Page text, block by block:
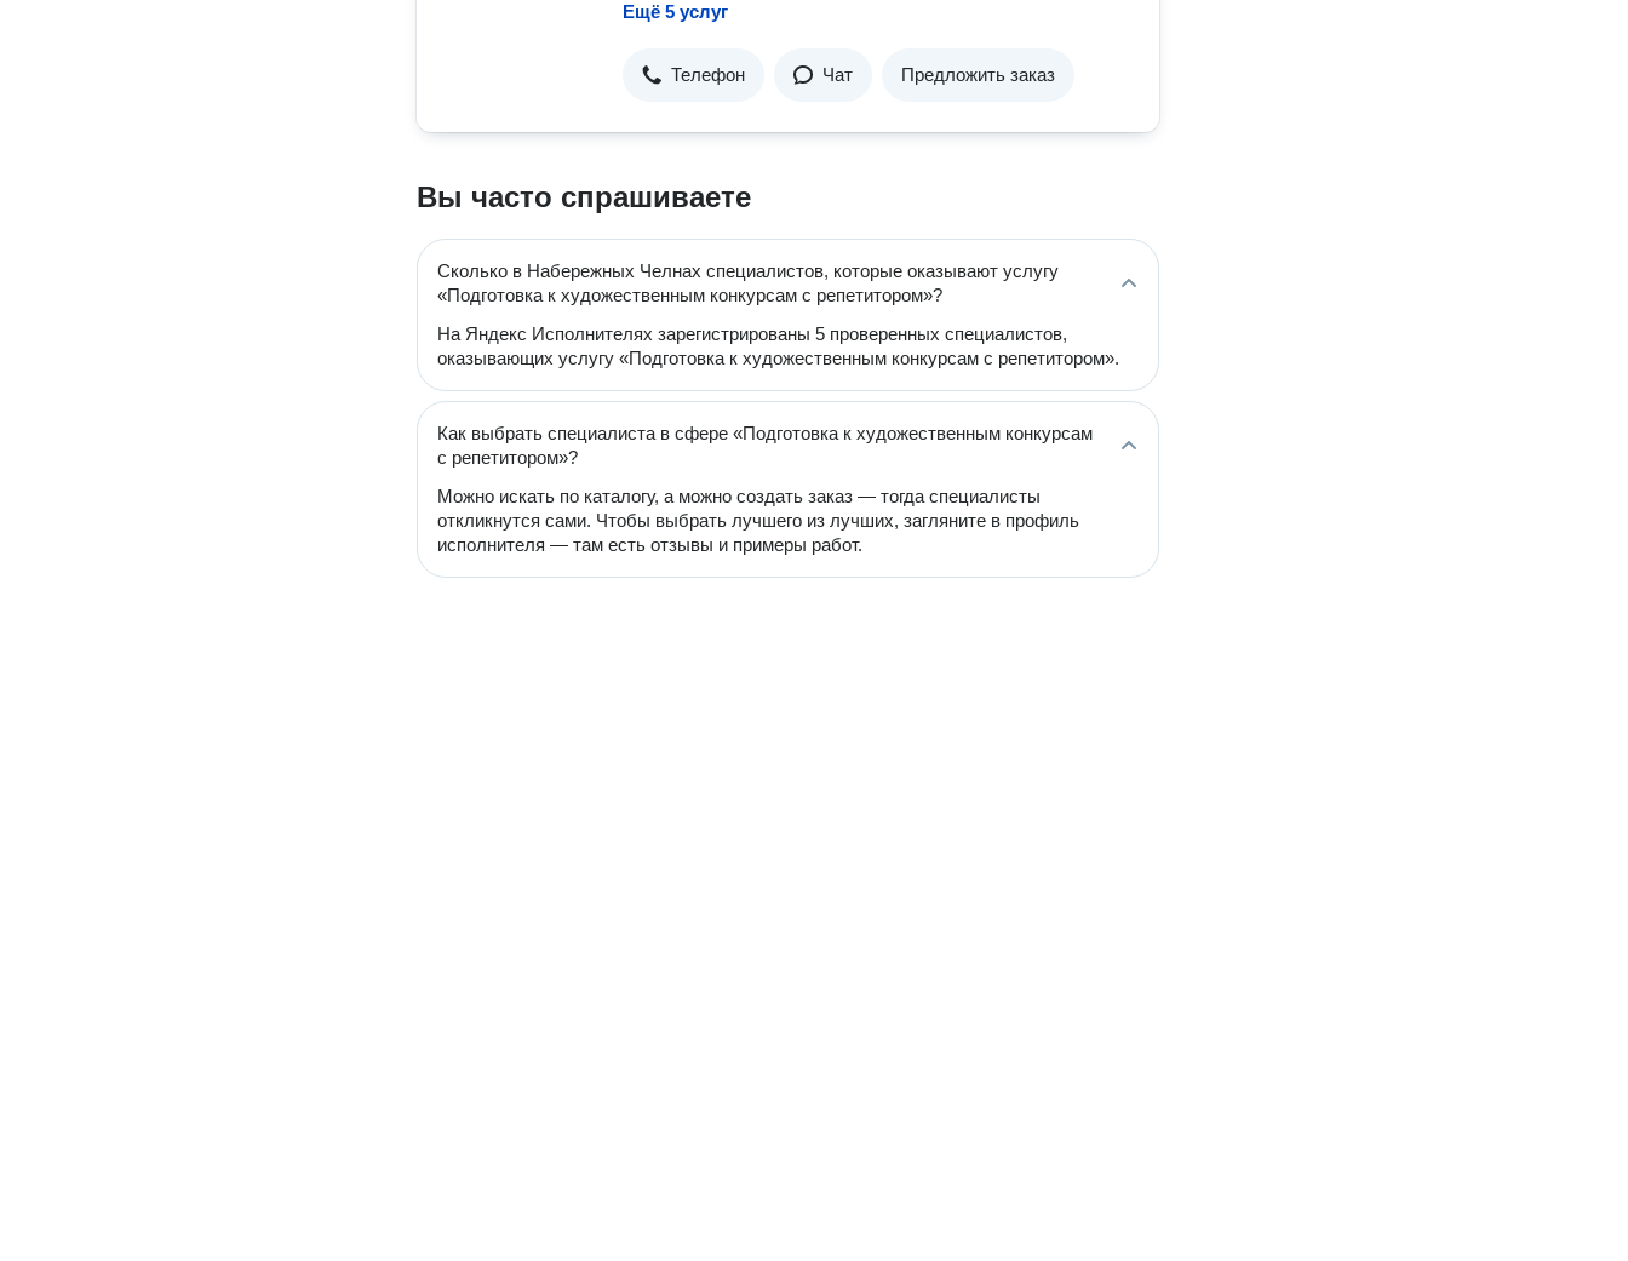
Ещё 5 услуг
Телефон Чат Предложить заказ
Вы часто спрашиваете
Сколько в Набережных Челнах специалистов, которые оказывают услугу
«Подготовка к художественным конкурсам с репетитором»?
На Яндекс Исполнителях зарегистрированы 5 проверенных специалистов,
оказывающих услугу «Подготовка к художественным конкурсам с репетитором».
Как выбрать специалиста в сфере «Подготовка к художественным конкурсам
с репетитором»?
Можно искать по каталогу, а можно создать заказ — тогда специалисты
откликнутся сами. Чтобы выбрать лучшего из лучших, загляните в профиль
исполнителя — там есть отзывы и примеры работ.